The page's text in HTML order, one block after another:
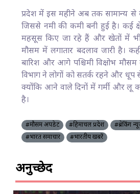
प्रदेश में इस महीने अब तक सामान्य से
जिससे नमी की कमी बनी हुई है। कई
महसूस किए जा रहे हैं और खेतों में
मौसम में लगातार बदलाव जारी है।
बारिश और आगे पश्चिमी विक्षोभ
विभाग ने लोगों को सतर्क रहने और धूप
क्योंकि आने वाले दिनों में गर्मी और लू
है।
#मौसम अपडेट #हिमाचल प्रदेश #ब्रेकिंग
#भारत समाचार
#भारतीय खबरें
अनुच्छेद